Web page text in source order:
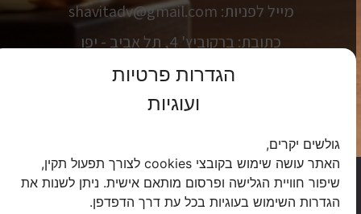
הגדרות פרטיות
ועוגיות
גולשים יקרים,
האתר עושה שימוש בקובצי cookies לצורך תפעול תקין,
שיפור חוויית הגלישה ופרסום מותאם אישית. ניתן לשנות את
הגדרות השימוש בעוגיות בכל עת דרך הדפדפן.
מייל לפניות: shavitadv@gmail.com
כתובת: ברקוביץ' 4, תל אביב - יפו
כתובת: אנדרי סחרוב 9, חיפה
שעות פתיחה: ימים א' - ה' 09:00-23:00
מדיניות הפרטיות|הצהרת נגישות
כל הזכויות שמורות © לעו"ד ונוטריון דנה שביט